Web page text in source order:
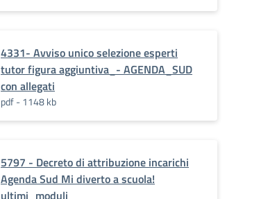
4331- Avviso unico selezione esperti
tutor figura aggiuntiva_- AGENDA_SUD
con allegati
pdf - 1148 kb
5797 - Decreto di attribuzione incarichi
Agenda Sud Mi diverto a scuola!
ultimi_moduli